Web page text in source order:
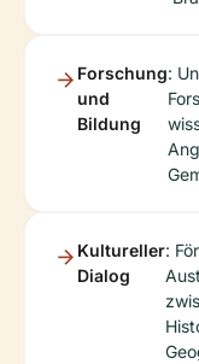
Forschung
und
Bildung
:
Kultureller
Dialog
: